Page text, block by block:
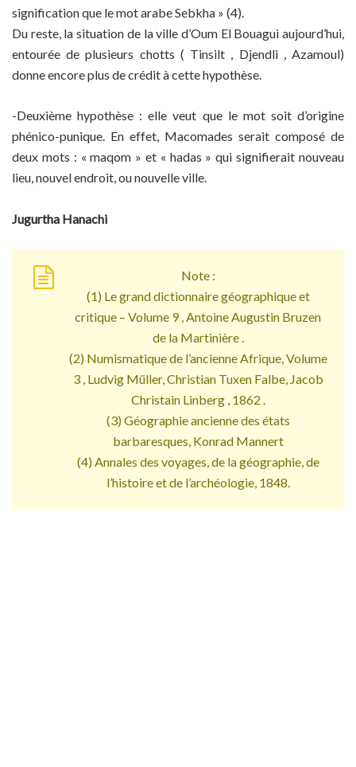
signification que le mot arabe Sebkha » (4).
Du reste, la situation de la ville d’Oum El Bouagui aujourd’hui,
entourée de plusieurs chotts ( Tinsilt , Djendli , Azamoul)
donne encore plus de crédit à cette hypothèse.
-Deuxième hypothèse : elle veut que le mot soit d’origine
phénico-punique. En effet, Macomades serait composé de
deux mots : « maqom » et « hadas » qui signifierait nouveau
lieu, nouvel endroit, ou nouvelle ville.
Jugurtha Hanachi
Note :
(1) Le grand dictionnaire géographique et
critique – Volume 9 , Antoine Augustin Bruzen
de la Martinière .
(2) Numismatique de l’ancienne Afrique, Volume
3 , Ludvig Müller, Christian Tuxen Falbe, Jacob
Christain Linberg , 1862 .
(3) Géographie ancienne des états
barbaresques, Konrad Mannert
(4) Annales des voyages, de la géographie, de
l’histoire et de l’archéologie, 1848.